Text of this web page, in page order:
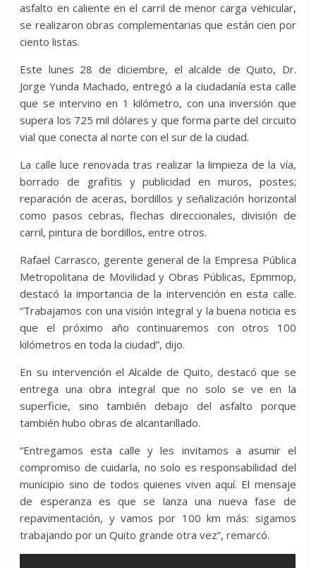
asfalto en caliente en el carril de menor carga vehicular,
se realizaron obras complementarias que están cien por
ciento listas.
Este lunes 28 de diciembre, el alcalde de Quito, Dr.
Jorge Yunda Machado, entregó a la ciudadanía esta calle
que se intervino en 1 kilómetro, con una inversión que
supera los 725 mil dólares y que forma parte del circuito
vial que conecta al norte con el sur de la ciudad.
La calle luce renovada tras realizar la limpieza de la vía,
borrado de grafitis y publicidad en muros, postes;
reparación de aceras, bordillos y señalización horizontal
como pasos cebras, flechas direccionales, división de
carril, pintura de bordillos, entre otros.
Rafael Carrasco, gerente general de la Empresa Pública
Metropolitana de Movilidad y Obras Públicas, Epmmop,
destacó la importancia de la intervención en esta calle.
“Trabajamos con una visión integral y la buena noticia es
que el próximo año continuaremos con otros 100
kilómetros en toda la ciudad”, dijo.
En su intervención el Alcalde de Quito, destacó que se
entrega una obra integral que no solo se ve en la
superficie, sino también debajo del asfalto porque
también hubo obras de alcantarillado.
“Entregamos esta calle y les invitamos a asumir el
compromiso de cuidarla, no solo es responsabilidad del
municipio sino de todos quienes viven aquí. El mensaje
de esperanza es que se lanza una nueva fase de
repavimentación, y vamos por 100 km más: sigamos
trabajando por un Quito grande otra vez”, remarcó.